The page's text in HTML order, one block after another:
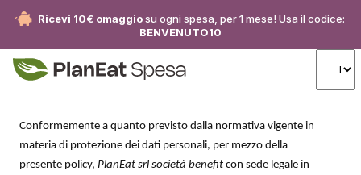
Ricevi 10€ omaggiosu ogni spesa, per 1 mese! Usa il codice:
BENVENUTO10
Conformemente a quanto previsto dalla normativa vigente in
materia di protezione dei dati personali, per mezzo della
presente policy, PlanEat srl società benefit con sede legale in